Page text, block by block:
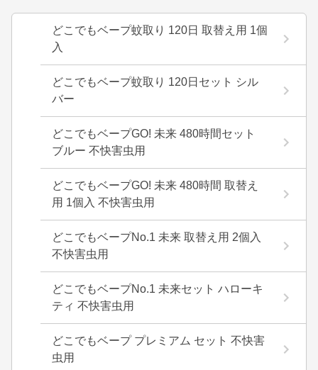
どこでもベープ蚊取り 120日 取替え用 1個
入
どこでもベープ蚊取り 120日セット シル
バー
どこでもベープGO! 未来 480時間セット
ブルー 不快害虫用
どこでもベープGO! 未来 480時間 取替え
用 1個入 不快害虫用
どこでもベープNo.1 未来 取替え用 2個入
不快害虫用
どこでもベープNo.1 未来セット ハローキ
ティ 不快害虫用
どこでもベープ プレミアム セット 不快害
虫用